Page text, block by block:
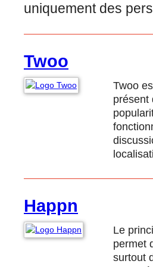
uniquement des
Twoo
Twoo
présent
Happn
Le
permet
surtout